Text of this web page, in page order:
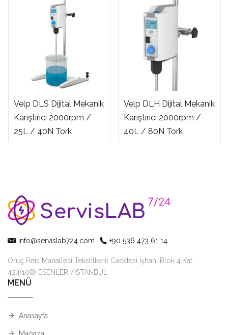
Velp DLS Dijital Mekanik
Karıştırıcı 2000rpm /
25L / 40N Tork
Velp DLH Dijital Mekanik
Karıştırıcı 2000rpm /
40L / 80N Tork
info@servislab724.com +90 536 473 61 14
Oruç Reis Mahallesi Tekstilkent Caddesi İşhanı Blok 4.Kat
424(108) ESENLER /İSTANBUL
MENÜ
Anasayfa
Mağaza